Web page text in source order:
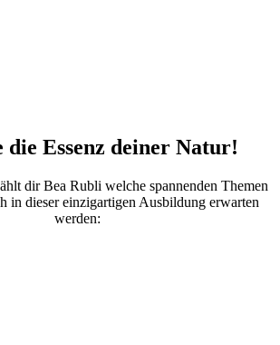
die Essenz deiner Natur!
dir Bea Rubli welche spannenden Themen
in dieser einzigartigen Ausbildung erwarten
werden: